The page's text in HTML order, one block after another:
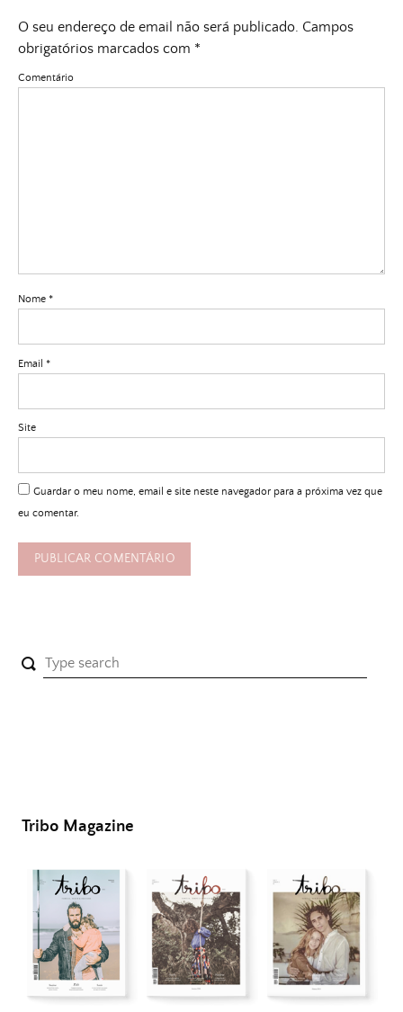
O seu endereço de email não será publicado. Campos
obrigatórios marcados com *
Comentário
Nome *
Email *
Site
Guardar o meu nome, email e site neste navegador para a próxima vez que
eu comentar.
Tribo Magazine